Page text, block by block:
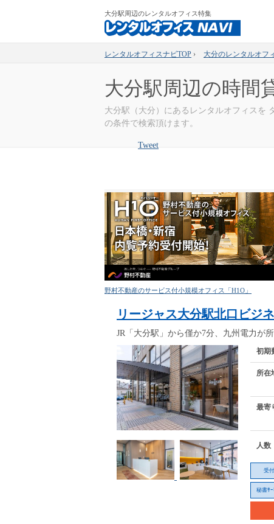
大分駅周辺のレンタルオフィス特集
レンタルオフィスナビTOP › 大分のレンタルオフ
大分駅周辺の時間
大分駅（大分）にあるレンタルオフィスを
の条件で検索頂けます。
Tweet
野村不動産のサービス付小規模オフィス「H1O」
リージャス大分駅北口ビジ
JR「大分駅」から僅か7分、九州電力が
初期
所在
最寄
人数
受付
秘書ｻｰ